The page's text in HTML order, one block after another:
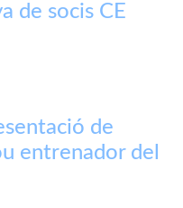
de socis CE
de
entrenador del